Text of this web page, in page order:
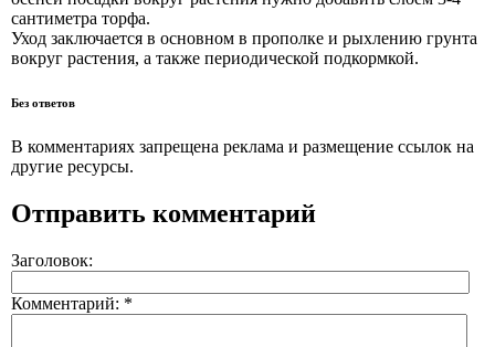
сантиметра торфа.
Уход заключается в основном в прополке и рыхлению грунта
вокруг растения, а также периодической подкормкой.
Без ответов
В комментариях запрещена реклама и размещение ссылок на
другие ресурсы.
Отправить комментарий
Заголовок:
Комментарий: *